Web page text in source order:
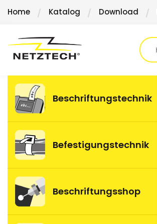
Direkt
Home Katalog Download
Beschriftungstechnik
Befestigungstechnik
Beschriftungsshop